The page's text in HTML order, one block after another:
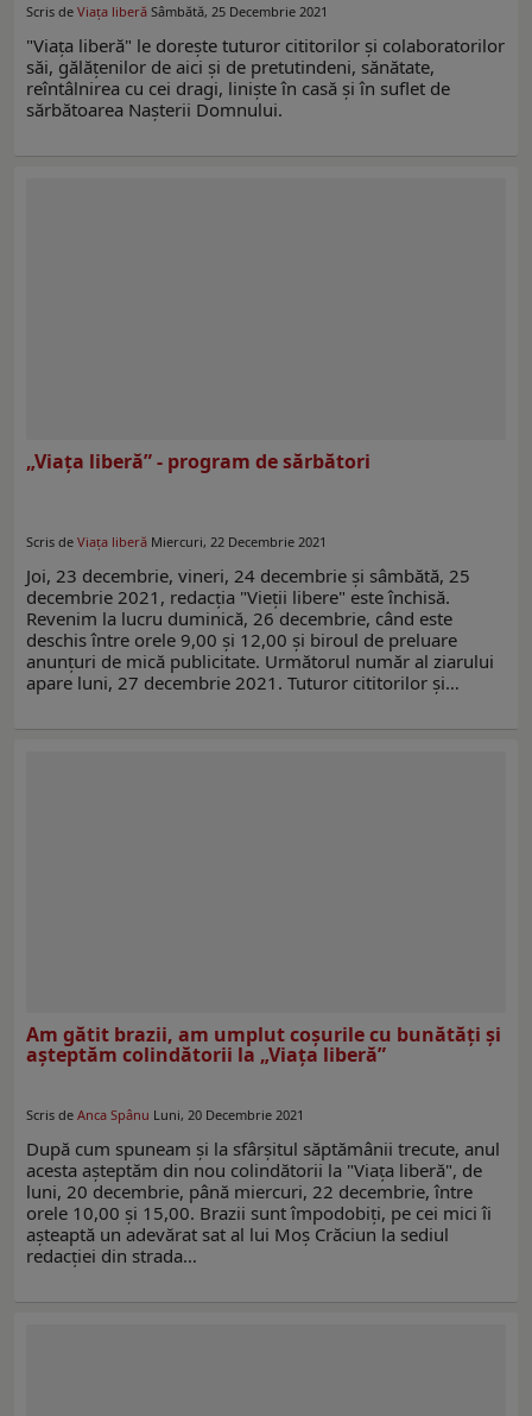
Scris de Viața liberă Sâmbătă, 25 Decembrie 2021
"Viaţa liberă" le doreşte tuturor cititorilor şi colaboratorilor
săi, gălăţenilor de aici şi de pretutindeni, sănătate,
reîntâlnirea cu cei dragi, linişte în casă şi în suflet de
sărbătoarea Naşterii Domnului.
„Viaţa liberă” - program de sărbători
Scris de Viaţa liberă Miercuri, 22 Decembrie 2021
Joi, 23 decembrie, vineri, 24 decembrie şi sâmbătă, 25
decembrie 2021, redacţia "Vieţii libere" este închisă.
Revenim la lucru duminică, 26 decembrie, când este
deschis între orele 9,00 şi 12,00 şi biroul de preluare
anunţuri de mică publicitate. Următorul număr al ziarului
apare luni, 27 decembrie 2021. Tuturor cititorilor şi…
Am gătit brazii, am umplut coşurile cu bunătăţi şi
așteptăm colindătorii la „Viaţa liberă”
Scris de Anca Spânu Luni, 20 Decembrie 2021
După cum spuneam şi la sfârşitul săptămânii trecute, anul
acesta aşteptăm din nou colindătorii la "Viaţa liberă", de
luni, 20 decembrie, până miercuri, 22 decembrie, între
orele 10,00 şi 15,00. Brazii sunt împodobiţi, pe cei mici îi
aşteaptă un adevărat sat al lui Moş Crăciun la sediul
redacţiei din strada…